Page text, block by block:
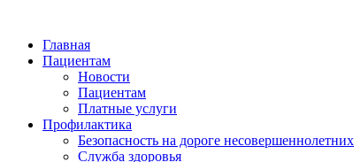
Главная
Пациентам
Новости
Пациентам
Платные услуги
Профилактика
Безопасность на дороге несовершеннолетних
Служба здоровья